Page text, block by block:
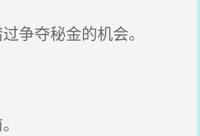
争夺秘金的机会。